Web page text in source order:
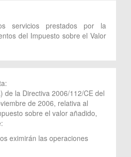
servicios prestados por la
del Impuesto sobre el Valor
de la Directiva 2006/112/CE del
de 2006, relativa al
sobre el valor añadido,
eximirán las operaciones